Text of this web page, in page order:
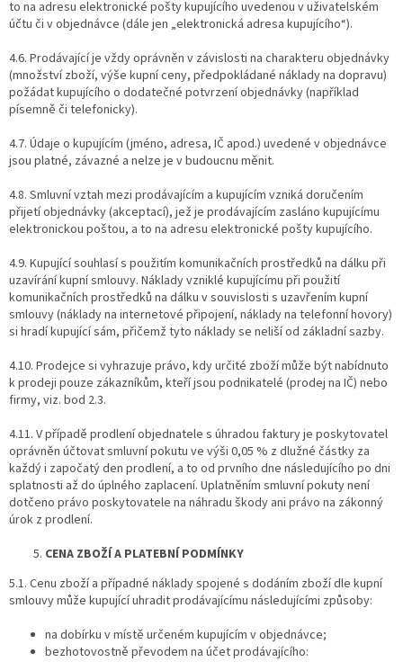
to na adresu elektronické pošty kupujícího uvedenou v uživatelském
účtu či v objednávce (dále jen „elektronická adresa kupujícího“).
4.6. Prodávající je vždy oprávněn v závislosti na charakteru objednávky
(množství zboží, výše kupní ceny, předpokládané náklady na dopravu)
požádat kupujícího o dodatečné potvrzení objednávky (například
písemně či telefonicky).
4.7. Údaje o kupujícím (jméno, adresa, IČ apod.) uvedené v objednávce
jsou platné, závazné a nelze je v budoucnu měnit.
4.8. Smluvní vztah mezi prodávajícím a kupujícím vzniká doručením
přijetí objednávky (akceptací), jež je prodávajícím zasláno kupujícímu
elektronickou poštou, a to na adresu elektronické pošty kupujícího.
4.9. Kupující souhlasí s použitím komunikačních prostředků na dálku při
uzavírání kupní smlouvy. Náklady vzniklé kupujícímu při použití
komunikačních prostředků na dálku v souvislosti s uzavřením kupní
smlouvy (náklady na internetové připojení, náklady na telefonní hovory)
si hradí kupující sám, přičemž tyto náklady se neliší od základní sazby.
4.10. Prodejce si vyhrazuje právo, kdy určité zboží může být nabídnuto
k prodeji pouze zákazníkům, kteří jsou podnikatelé (prodej na IČ) nebo
firmy, viz. bod 2.3.
4.11. V případě prodlení objednatele s úhradou faktury je poskytovatel
oprávněn účtovat smluvní pokutu ve výši 0,05 % z dlužné částky za
každý i započatý den prodlení, a to od prvního dne následujícího po dni
splatnosti až do úplného zaplacení. Uplatněním smluvní pokuty není
dotčeno právo poskytovatele na náhradu škody ani právo na zákonný
úrok z prodlení.
CENA ZBOŽÍ A PLATEBNÍ PODMÍNKY
5.1. Cenu zboží a případné náklady spojené s dodáním zboží dle kupní
smlouvy může kupující uhradit prodávajícímu následujícími způsoby:
na dobírku v místě určeném kupujícím v objednávce;
bezhotovostně převodem na účet prodávajícího: